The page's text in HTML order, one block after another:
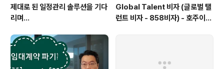
제대로 된 일정관리 솔루션을 기다
리며...
Global Talent 비자 (글로벌 탤
런트 비자 - 858비자) - 호주이민